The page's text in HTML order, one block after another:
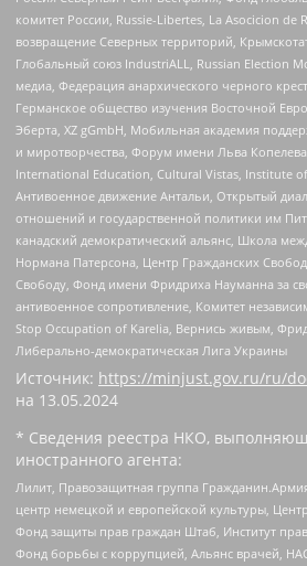
комитет России, Russie-Libertes, La Asocicion de
возвращение Северных территорий,
Глобальный союз IndustriALL, Russian Election
медиа, Федерация анархического черного
Германское общество изучения Восточной
Эберта, XZ gGmbH, Мобильная академия
и миротворчества, Форум имени Льва
International Education, Cultural Vistas, Institute
Антивоенное движение Антальи, Открытый
отношений и государственной политики им
канадский демократический альянс, Школа
Нормана Патерсона, Центр Гражданских
Свободу, Фонд имени Фридриха Науманна за
антивоенное сопротивление, Комитет
Stop Occupation of Karelia, Вернись живым,
Либерально-демократическая Лига Украины
Источник: https://minjust.gov.ru/ru/
на 13.05.2024
* Сведения реестра НКО,
иностранного агента:
Лилит, Правозащитная группа
центр немецкой и европейской культуры,
Фонд защиты прав граждан Штаб, Институт
Фонд борьбы с коррупцией, Альянс врачей,